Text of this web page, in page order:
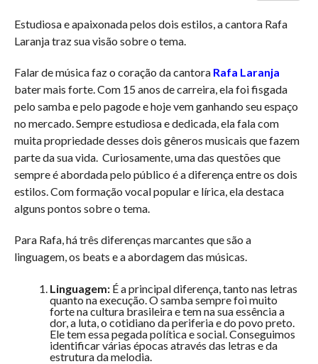
Estudiosa e apaixonada pelos dois estilos, a cantora Rafa
Laranja traz sua visão sobre o tema.
Falar de música faz o coração da cantora Rafa Laranja
bater mais forte. Com 15 anos de carreira, ela foi fisgada
pelo samba e pelo pagode e hoje vem ganhando seu espaço
no mercado. Sempre estudiosa e dedicada, ela fala com
muita propriedade desses dois gêneros musicais que fazem
parte da sua vida. Curiosamente, uma das questões que
sempre é abordada pelo público é a diferença entre os dois
estilos. Com formação vocal popular e lírica, ela destaca
alguns pontos sobre o tema.
Para Rafa, há três diferenças marcantes que são a
linguagem, os beats e a abordagem das músicas.
Linguagem:É a principal diferença, tanto nas letras
quanto na execução. O samba sempre foi muito
forte na cultura brasileira e tem na sua essência a
dor, a luta, o cotidiano da periferia e do povo preto.
Ele tem essa pegada política e social. Conseguimos
identificar várias épocas através das letras e da
estrutura da melodia.